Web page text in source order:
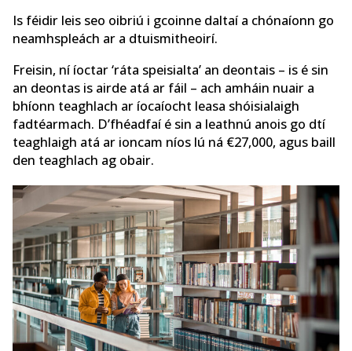
Is féidir leis seo oibriú i gcoinne daltaí a chónaíonn go
neamhspleách ar a dtuismitheoirí.
Freisin, ní íoctar ‘ráta speisialta’ an deontais – is é sin
an deontas is airde atá ar fáil – ach amháin nuair a
bhíonn teaghlach ar íocaíocht leasa shóisialaigh
fadtéarmach. D’fhéadfaí é sin a leathnú anois go dtí
teaghlaigh atá ar ioncam níos lú ná €27,000, agus baill
den teaghlach ag obair.